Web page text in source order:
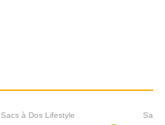
Sacs à Dos Lifestyle Sacs